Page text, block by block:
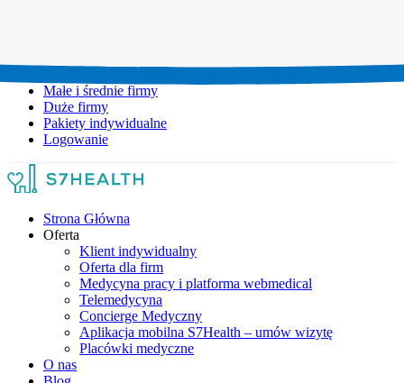
Małe i średnie firmy
Duże firmy
Pakiety indywidualne
Logowanie
Strona Główna
Oferta
Klient indywidualny
Oferta dla firm
Medycyna pracy i platforma webmedical
Telemedycyna
Concierge Medyczny
Aplikacja mobilna S7Health – umów wizytę
Placówki medyczne
O nas